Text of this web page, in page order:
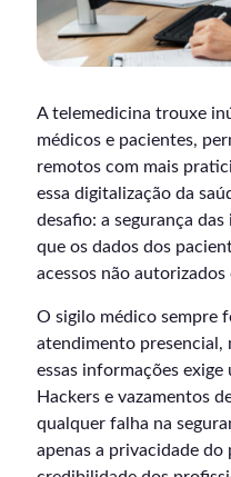
A telemedicina trouxe
médicos e pacientes,
remotos com mais
essa digitalização da
desafio: a segurança
que os dados dos
acessos não
O sigilo médico sempre
atendimento presencial,
essas informações
Hackers e vazamentos
qualquer falha na
apenas a privacidade do